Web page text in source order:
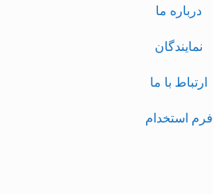
درباره ما
نمایندگان
ارتباط با ما
فرم استخدام